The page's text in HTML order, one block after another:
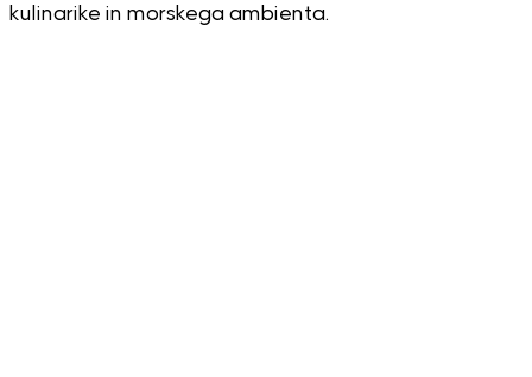
kulinarike in morskega ambienta.